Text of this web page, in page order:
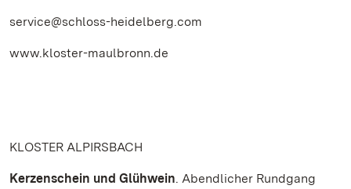
service@schloss-heidelberg.com
www.kloster-maulbronn.de
KLOSTER ALPIRSBACH
Kerzenschein und Glühwein. Abendlicher Rundgang